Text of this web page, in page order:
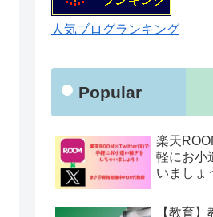
人気ブログランキング
Popular
楽天
軽にお小
いましょ
【教育